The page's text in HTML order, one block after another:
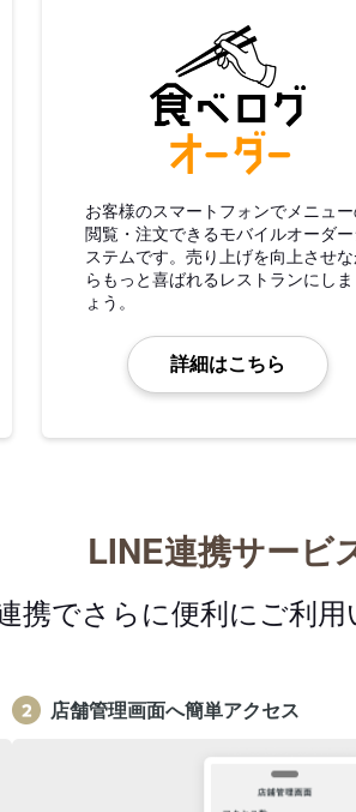
お客様のスマートフォンでメニュ
閲覧・注文できるモバイルオーダ
ステムです。売り上げを向上させ
らもっと喜ばれるレストランにしま
ょう。
詳細はこちら
LINE連携サービ
携でさらに便利にご利
店舗管理画面へ簡単アクセス